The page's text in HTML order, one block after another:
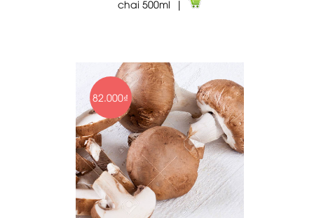
chai 500ml |
82.000₫